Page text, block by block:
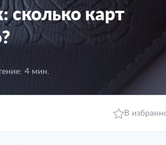
сколько карт
4 мин.
В